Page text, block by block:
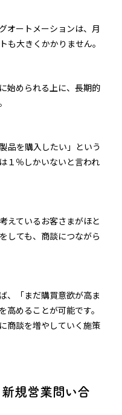
オートメーションは、月
も大きくかかりません。
始められる上に、長期的
品を購入したい」という
１％しかいないと言われ
えているお客さまがほと
をしても、商談につながら
、「まだ購買意欲が高ま
高めることが可能です。
商談を増やしていく施策
新規営業問い合